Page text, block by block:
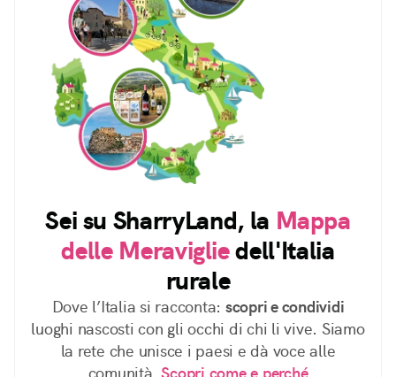
Sei su SharryLand, la Mappa
delle Meravigliedell'Italia
rurale
Dove l’Italia si racconta: scopri e condividi
luoghi nascosti con gli occhi di chi li vive. Siamo
la rete che unisce i paesi e dà voce alle
comunità. Scopri come e perché